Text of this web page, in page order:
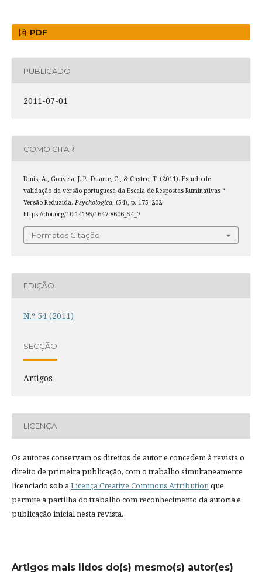
PDF
PUBLICADO
2011-07-01
COMO CITAR
Dinis, A., Gouveia, J. P., Duarte, C., & Castro, T. (2011). Estudo de
validação da versão portuguesa da Escala de Respostas Ruminativas “
Versão Reduzida. Psychologica, (54), p. 175–202.
https://doi.org/10.14195/1647-8606_54_7
Formatos Citação
EDIÇÃO
N.º 54 (2011)
SECÇÃO
Artigos
LICENÇA
Os autores conservam os direitos de autor e concedem à revista o
direito de primeira publicação, com o trabalho simultaneamente
licenciado sob aLicença Creative Commons Attributionque
permite a partilha do trabalho com reconhecimento da autoria e
publicação inicial nesta revista.
Artigos mais lidos do(s) mesmo(s) autor(es)